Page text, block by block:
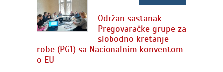
Održan sastanak
Pregovaračke grupe za
slobodno kretanje
robe (PG1) sa Nacionalnim konventom
o EU